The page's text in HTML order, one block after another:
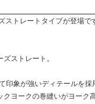
ストレートタイプが登場で
ストレート。
印象が強いディテールを採
クヨークの巻縫いがヨーク